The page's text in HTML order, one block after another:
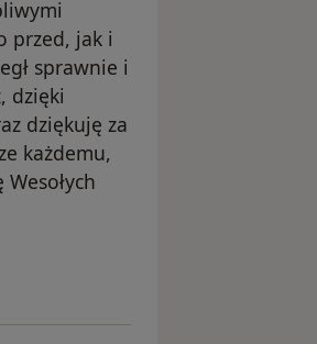
przed, jak i
sprawnie i
dzięki
dziękuję za
każdemu,